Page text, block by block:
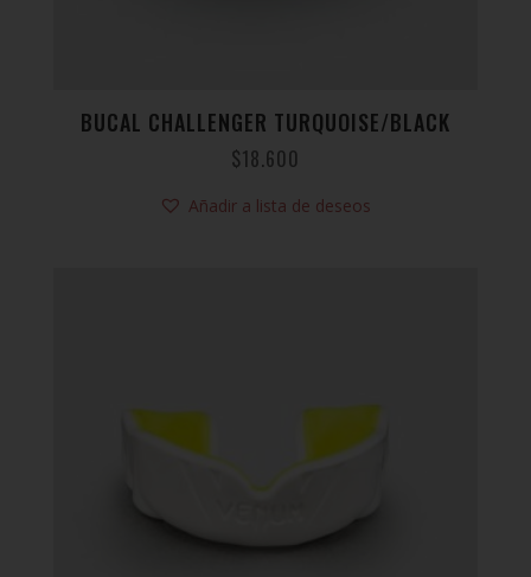
BUCAL CHALLENGER TURQUOISE/BLACK
$18.600
Añadir a lista de deseos